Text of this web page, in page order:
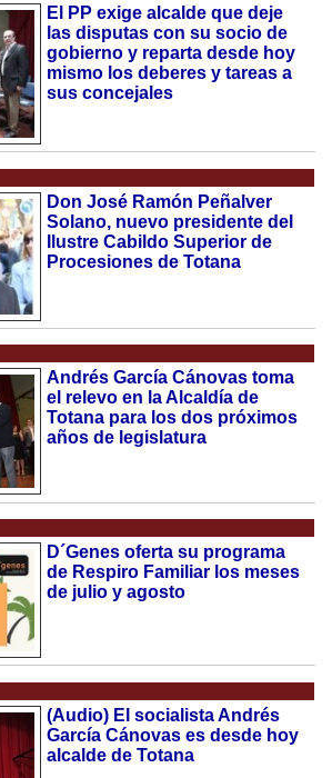
El PP exige alcalde que deje
las disputas con su socio de
gobierno y reparta desde hoy
mismo los deberes y tareas a
sus concejales
Don José Ramón Peñalver
Solano, nuevo presidente del
Ilustre Cabildo Superior de
Procesiones de Totana
Andrés García Cánovas toma
el relevo en la Alcaldía de
Totana para los dos próximos
años de legislatura
D´Genes oferta su programa
de Respiro Familiar los meses
de julio y agosto
(Audio) El socialista Andrés
García Cánovas es desde hoy
alcalde de Totana